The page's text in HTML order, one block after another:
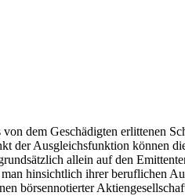
dem Geschädigten erlittenen
der Ausgleichsfunktion können
allein auf den
hinsichtlich ihrer beruflichen
börsennotierter